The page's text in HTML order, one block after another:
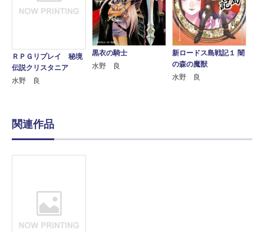
ＲＰＧリプレイ 秘境
伝説クリスタニア
水野 良
黒衣の騎士
水野 良
新ロードス島戦記１ 闇
の森の魔獣
水野 良
関連作品